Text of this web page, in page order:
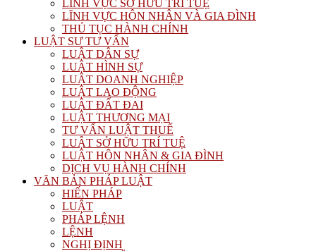
LĨNH VỰC SỞ HỮU TRÍ TUỆ
LĨNH VỰC HÔN NHÂN VÀ GIA ĐÌNH
THỦ TỤC HÀNH CHÍNH
LUẬT SƯ TƯ VẤN
LUẬT DÂN SỰ
LUẬT HÌNH SỰ
LUẬT DOANH NGHIỆP
LUẬT LAO ĐỘNG
LUẬT ĐẤT ĐAI
LUẬT THƯƠNG MẠI
TƯ VẤN LUẬT THUẾ
LUẬT SỞ HỮU TRÍ TUỆ
LUẬT HÔN NHÂN & GIA ĐÌNH
DỊCH VỤ HÀNH CHÍNH
VĂN BẢN PHÁP LUẬT
HIẾN PHÁP
LUẬT
PHÁP LỆNH
LỆNH
NGHỊ ĐỊNH